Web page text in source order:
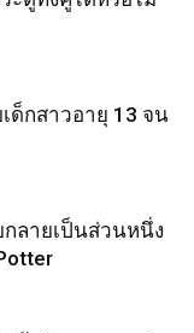
ด็กสาวอายุ 13 จน
กลายเป็นส่วนหนึ่ง